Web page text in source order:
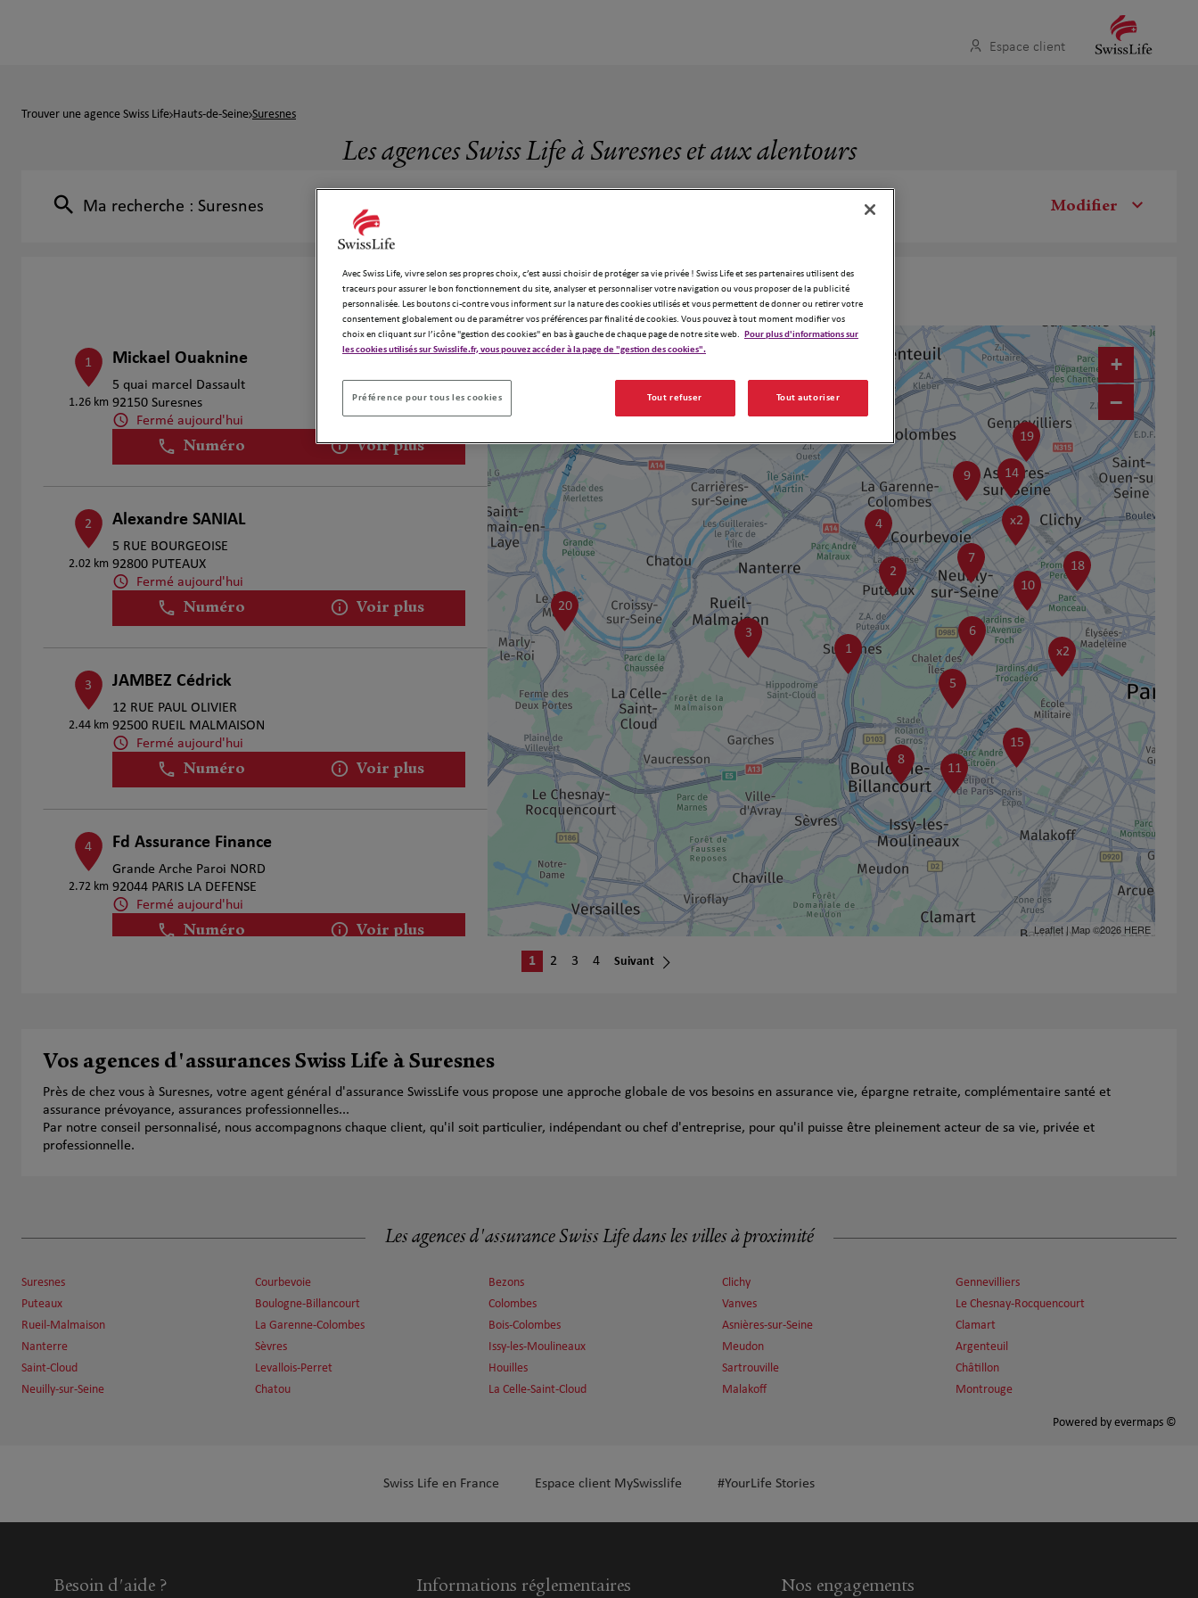
Espace client
Trouver une agence Swiss Life Hauts-de-Seine Suresnes
Les agences Swiss Life à Suresnes et aux alentours
Ma recherche : Suresnes Modifier
70 agences Swiss Life à Suresnes
1
1.26 km
Mickael Ouaknine
5 quai marcel Dassault
92150 Suresnes
Fermé aujourd'hui
Numéro Voir plus
2
2.02 km
Alexandre SANIAL
5 RUE BOURGEOISE
92800 PUTEAUX
Fermé aujourd'hui
Numéro Voir plus
3
2.44 km
JAMBEZ Cédrick
12 RUE PAUL OLIVIER
92500 RUEIL MALMAISON
Fermé aujourd'hui
Numéro Voir plus
4
2.72 km
Fd Assurance Finance
Grande Arche Paroi NORD
92044 PARIS LA DEFENSE
Fermé aujourd'hui
Numéro Voir plus
75016 Paris
Fermé aujourd'hui
Numéro Voir plus
7
4.19 km
99 Avenue Achille Peretti
Voir plus
20
15
19
18
x2
14
9
10
7
x2
3
1
11
8
6
5
4
2
+
−
Leaflet| Map ©2026 HERE
1 2 3 4 Suivant
Vos agences d'assurances Swiss Life à Suresnes
Près de chez vous à Suresnes, votre agent général d'assurance SwissLife vous propose une approche globale de vos besoins en assurance vie, épargne retraite, complémentaire santé et
assurance prévoyance, assurances professionnelles...
Par notre conseil personnalisé, nous accompagnons chaque client, qu'il soit particulier, indépendant ou chef d'entreprise, pour qu'il puisse être pleinement acteur de sa vie, privée et
professionnelle.
Les agences d'assurance Swiss Life dans les villes à proximité
Suresnes
Puteaux
Rueil-Malmaison
Nanterre
Saint-Cloud
Neuilly-sur-Seine
Courbevoie
Boulogne-Billancourt
La Garenne-Colombes
Sèvres
Levallois-Perret
Chatou
Bezons
Colombes
Bois-Colombes
Issy-les-Moulineaux
Houilles
La Celle-Saint-Cloud
Clichy
Vanves
Asnières-sur-Seine
Meudon
Sartrouville
Malakoff
Gennevilliers
Le Chesnay-Rocquencourt
Clamart
Argenteuil
Châtillon
Montrouge
Powered by evermaps ©
Swiss Life en France Espace client MySwisslife #YourLife Stories
Besoin d'aide ? Informations réglementaires Nos engagements
Avec Swiss Life, vivre selon ses propres choix, c’est aussi choisir de protéger sa vie privée ! Swiss Life et ses partenaires utilisent des
traceurs pour assurer le bon fonctionnement du site, analyser et personnaliser votre navigation ou vous proposer de la publicité
personnalisée. Les boutons ci-contre vous informent sur la nature des cookies utilisés et vous permettent de donner ou retirer votre
consentement globalement ou de paramétrer vos préférences par finalité de cookies. Vous pouvez à tout moment modifier vos
choix en cliquant sur l’icône "gestion des cookies" en bas à gauche de chaque page de notre site web. Pour plus d'informations sur
les cookies utilisés sur Swisslife.fr, vous pouvez accéder à la page de "gestion des cookies".
Préférence pour tous les cookies Tout refuser Tout autoriser